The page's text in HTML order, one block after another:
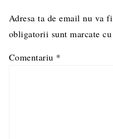
Adresa ta de email nu va
obligatorii sunt marcate cu
Comentariu *